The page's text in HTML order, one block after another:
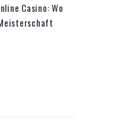
Casino: Wo